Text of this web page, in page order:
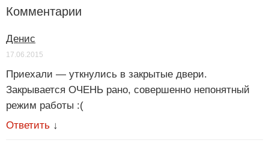
Комментарии
Денис
17.06.2015
Приехали — уткнулись в закрытые двери.
Закрывается ОЧЕНЬ рано, совершенно непонятный
режим работы :(
Ответить ↓